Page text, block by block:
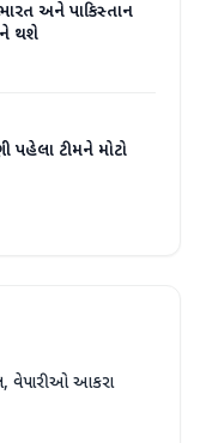
અને પાકિસ્તાન
થશે
પહેલા ટીમને મોટો
વેપારીઓ આકરા